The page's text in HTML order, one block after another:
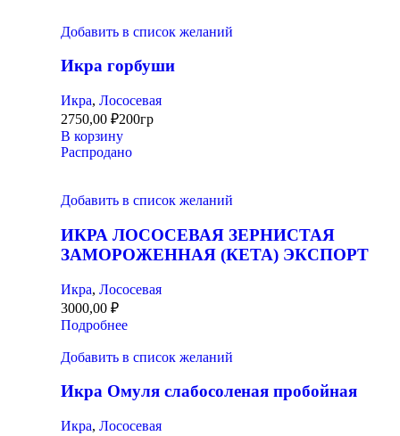
Добавить в список желаний
Икра горбуши
Икра, Лососевая
2750,00 ₽200гр
В корзину
Распродано
Добавить в список желаний
ИКРА ЛОСОСЕВАЯ ЗЕРНИСТАЯ
ЗАМОРОЖЕННАЯ (КЕТА) ЭКСПОРТ
Икра, Лососевая
3000,00 ₽
Подробнее
Добавить в список желаний
Икра Омуля слабосоленая пробойная
Икра, Лососевая